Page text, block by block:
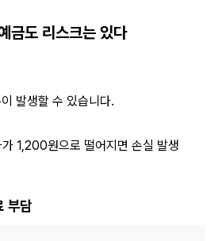
금도 리스크는 있다
발생할 수 있습니다.
1,200원으로 떨어지면 손실 발생
부담